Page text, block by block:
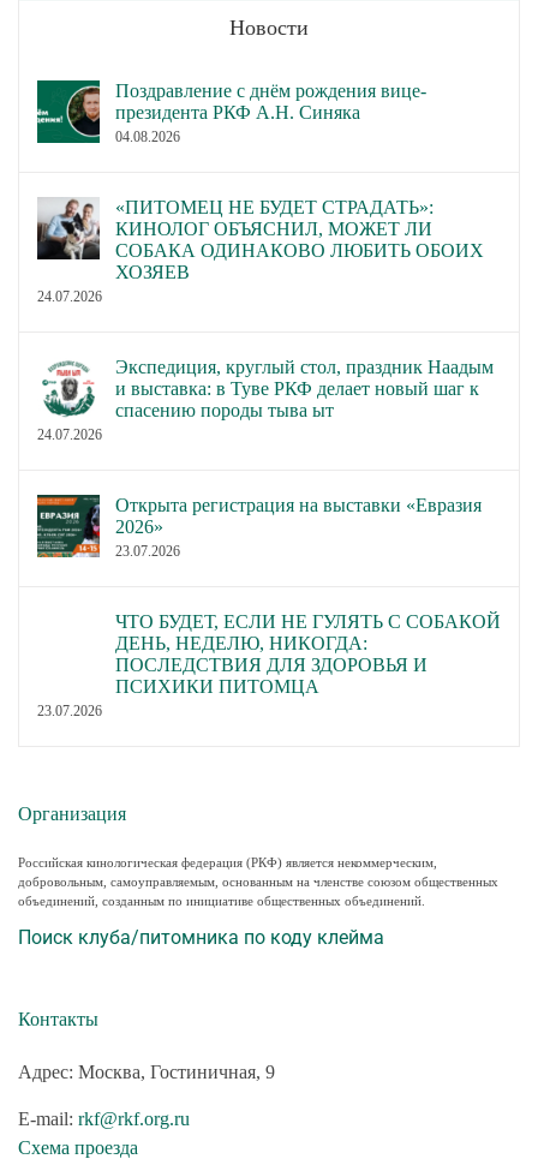
Новости
Поздравление с днём рождения вице-
президента РКФ А.Н. Синяка
04.08.2026
«ПИТОМЕЦ НЕ БУДЕТ СТРАДАТЬ»:
КИНОЛОГ ОБЪЯСНИЛ, МОЖЕТ ЛИ
СОБАКА ОДИНАКОВО ЛЮБИТЬ ОБОИХ
ХОЗЯЕВ
24.07.2026
Экспедиция, круглый стол, праздник Наадым
и выставка: в Туве РКФ делает новый шаг к
спасению породы тыва ыт
24.07.2026
Открыта регистрация на выставки «Евразия
2026»
23.07.2026
ЧТО БУДЕТ, ЕСЛИ НЕ ГУЛЯТЬ С СОБАКОЙ
ДЕНЬ, НЕДЕЛЮ, НИКОГДА:
ПОСЛЕДСТВИЯ ДЛЯ ЗДОРОВЬЯ И
ПСИХИКИ ПИТОМЦА
23.07.2026
Организация
Российская кинологическая федерация (РКФ) является некоммерческим,
добровольным, самоуправляемым, основанным на членстве союзом общественных
объединений, созданным по инициативе общественных объединений.
Поиск клуба/питомника по коду клейма
Контакты
Адрес: Москва, Гостиничная, 9
E-mail: rkf@rkf.org.ru
Схема проезда